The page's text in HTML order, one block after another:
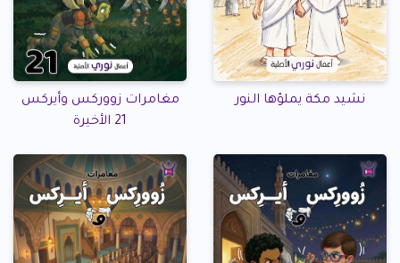
نشيد مكة يملؤها النور
مغامرات زووركس وأيركس
21 الأخيرة